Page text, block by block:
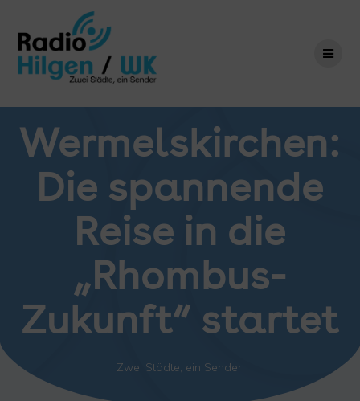
springen
Wermelskirchen:
Die spannende
Reise in die
„Rhombus-
Zukunft“ startet
Zwei Städte, ein Sender.